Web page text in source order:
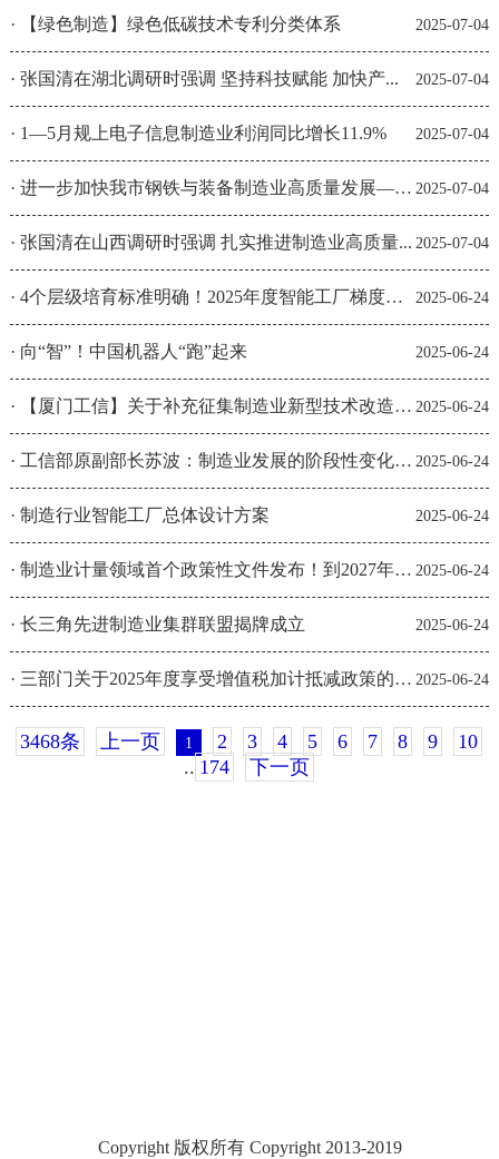
2025-07-04
· 【绿色制造】绿色低碳技术专利分类体系
2025-07-04
· 张国清在湖北调研时强调 坚持科技赋能 加快产...
2025-07-04
· 1—5月规上电子信息制造业利润同比增长11.9%
2025-07-04
· 进一步加快我市钢铁与装备制造业高质量发展——...
2025-07-04
· 张国清在山西调研时强调 扎实推进制造业高质量...
2025-06-24
· 4个层级培育标准明确！2025年度智能工厂梯度培育...
2025-06-24
· 向“智”！中国机器人“跑”起来
2025-06-24
· 【厦门工信】关于补充征集制造业新型技术改造城...
2025-06-24
· 工信部原副部长苏波：制造业发展的阶段性变化对...
2025-06-24
· 制造行业智能工厂总体设计方案
2025-06-24
· 制造业计量领域首个政策性文件发布！到2027年突...
2025-06-24
· 长三角先进制造业集群联盟揭牌成立
2025-06-24
· 三部门关于2025年度享受增值税加计抵减政策的先...
3468条 上一页 1 2 3 4 5 6 7 8 9
10
.. 174 下一页
Copyright 版权所有 Copyright 2013-2019